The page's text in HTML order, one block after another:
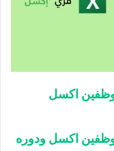
اكسل
اكسل ودوره